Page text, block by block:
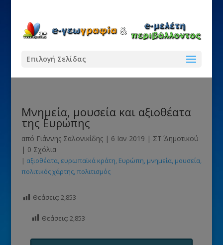
Επιλογή Σελίδας
Μνημεία, μουσεία και αξιοθέατα
της Ευρώπης
από Γιάννης Σαλονικίδης| 6 Ιαν 2019 | ΣΤ΄ Δημοτικού
| 0 Σχόλια
| αξιοθέατα ευρωπαϊκά κράτη Ευρώπη μνημεία μουσεία
πολιτικός χάρτης πολιτισμός
Θεάσεις: 2,853
Θεάσεις: 2,853